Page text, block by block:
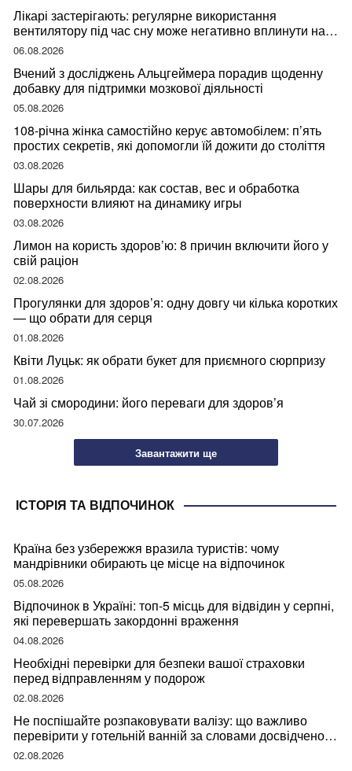
Лікарі застерігають: регулярне використання
вентилятору під час сну може негативно вплинути на
ваше здоров’я
06.08.2026
Вчений з досліджень Альцгеймера порадив щоденну
добавку для підтримки мозкової діяльності
05.08.2026
108-річна жінка самостійно керує автомобілем: п’ять
простих секретів, які допомогли їй дожити до століття
03.08.2026
Шары для бильярда: как состав, вес и обработка
поверхности влияют на динамику игры
03.08.2026
Лимон на користь здоров’ю: 8 причин включити його у
свій раціон
02.08.2026
Прогулянки для здоров’я: одну довгу чи кілька коротких
— що обрати для серця
01.08.2026
Квіти Луцьк: як обрати букет для приємного сюрпризу
01.08.2026
Чай зі смородини: його переваги для здоров’я
30.07.2026
Завантажити ще
ІСТОРІЯ ТА ВІДПОЧИНОК
Країна без узбережжя вразила туристів: чому
мандрівники обирають це місце на відпочинок
05.08.2026
Відпочинок в Україні: топ-5 місць для відвідин у серпні,
які перевершать закордонні враження
04.08.2026
Необхідні перевірки для безпеки вашої страховки
перед відправленням у подорож
02.08.2026
Не поспішайте розпаковувати валізу: що важливо
перевірити у готельній ванній за словами досвідченої
мандрівниці
02.08.2026